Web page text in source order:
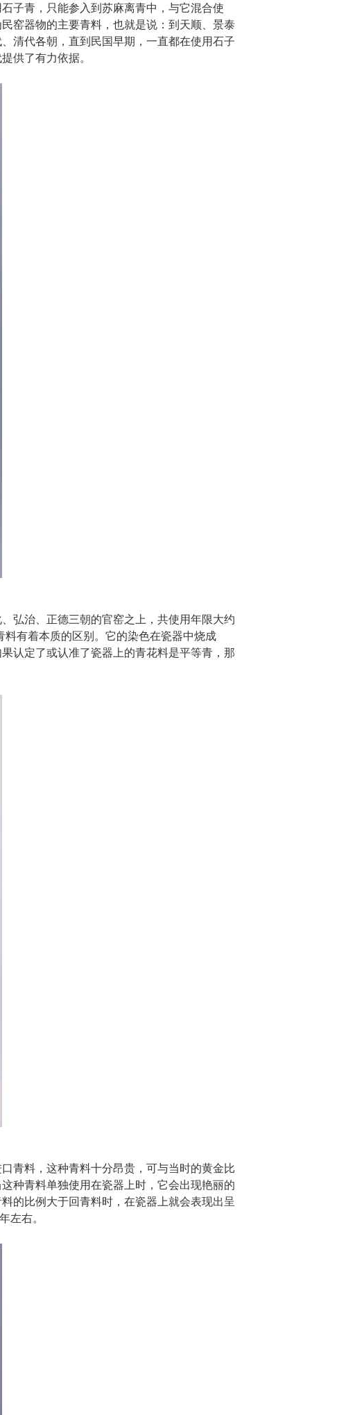
子青，只能参入到苏麻离青中，与它混合使
窑器物的主要青料，也就是说：到天顺、景泰
清代各朝，直到民国早期，一直都在使用石子
供了有力依据。
弘治、正德三朝的官窑之上，共使用年限大约
有着本质的区别。它的染色在瓷器中烧成
认定了或认准了瓷器上的青花料是平等青，那
青料，这种青料十分昂贵，可与当时的黄金比
种青料单独使用在瓷器上时，它会出现艳丽的
的比例大于回青料时，在瓷器上就会表现出呈
左右。